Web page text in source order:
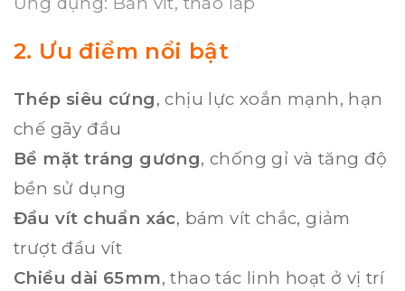
2. Ưu điểm nổi bật
Thép siêu cứng, chịu lực xoắn mạnh, hạn
chế gãy đầu
Bề mặt tráng gương, chống gỉ và tăng độ
bền sử dụng
Đầu vít chuẩn xác, bám vít chắc, giảm
trượt đầu vít
Chiều dài 65mm, thao tác linh hoạt ở vị trí